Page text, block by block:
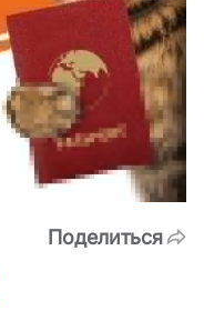
Поделиться